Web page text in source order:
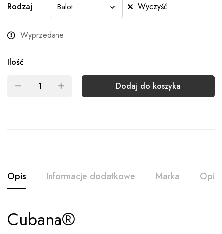
Rodzaj Wyczyść
Wyprzedane
Ilość
Dodaj do koszyka
Opis Informacje dodatkowe Marka
Cubana®
Waga
Brak danych
Ocena i opinia